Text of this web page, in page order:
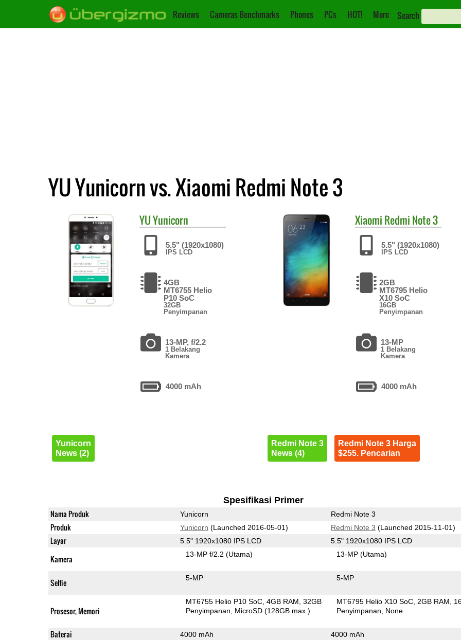
Reviews Cameras Benchmarks Phones PCs HOT! More Search
YU Yunicorn vs. Xiaomi Redmi Note 3
YUYunicorn
5.5" (1920x1080)
IPS LCD
4GB
MT6755 Helio
P10 SoC
32GB
Penyimpanan
13-MP, f/2.2
1 Belakang
Kamera
4000 mAh
Yunicorn
News (2)
Xiaomi Redmi Note 3
5.5" (1920x1080)
IPS LCD
2GB
MT6795 Helio
X10 SoC
16GB
Penyimpanan
13-MP
1 Belakang
Kamera
4000 mAh
Redmi Note 3
News (4)
Redmi Note 3 Harga
$255. Pencarian
Spesifikasi Primer
Nama Produk Yunicorn Redmi Note 3
Produk Yunicorn (Launched 2016-05-01) Redmi Note 3 (Launched 2015-11-01)
Layar 5.5" 1920x1080 IPS LCD 5.5" 1920x1080 IPS LCD
Kamera 13-MP f/2.2(Utama) 13-MP(Utama)
Selfie 5-MP 5-MP
Prosesor, Memori
MT6755 Helio P10 SoC 4GB RAM 32GB
Penyimpanan
MicroSD (128GB max.)
MT6795 Helio X10 SoC 2GB RAM
Penyimpanan
None
Baterai 4000 mAh 4000 mAh